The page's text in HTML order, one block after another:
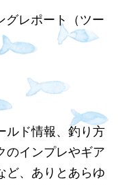
グレポート（ツー
ルド情報、釣り方
のインプレやギア
ど、ありとあらゆ